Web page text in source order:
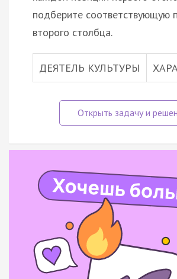
подберите соответствующую
второго столбца.
ДЕЯТЕЛЬ КУЛЬТУРЫ